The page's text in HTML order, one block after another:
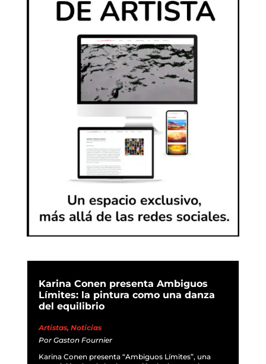
Karina Conen presenta Ambiguos
Límites: la pintura como una danza
del equilibrio
Artistas, Noticias
Por Gaston Fournier
Karina Conen presenta “Ambiguos Límites”, una